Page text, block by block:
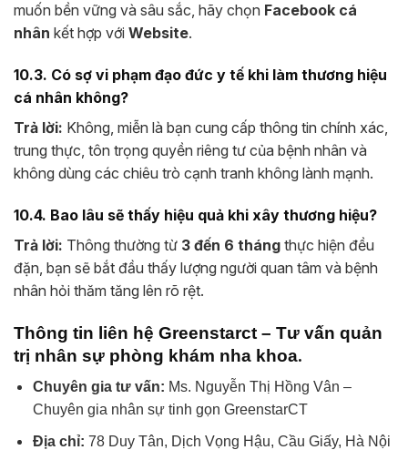
muốn bền vững và sâu sắc, hãy chọn Facebook cá
nhân kết hợp với Website.
10.3. Có sợ vi phạm đạo đức y tế khi làm thương hiệu
cá nhân không?
Trả lời: Không, miễn là bạn cung cấp thông tin chính xác,
trung thực, tôn trọng quyền riêng tư của bệnh nhân và
không dùng các chiêu trò cạnh tranh không lành mạnh.
10.4. Bao lâu sẽ thấy hiệu quả khi xây thương hiệu?
Trả lời: Thông thường từ 3 đến 6 tháng thực hiện đều
đặn, bạn sẽ bắt đầu thấy lượng người quan tâm và bệnh
nhân hỏi thăm tăng lên rõ rệt.
Thông tin liên hệ Greenstarct – Tư vấn quản
trị nhân sự phòng khám nha khoa.
Chuyên gia tư vấn: Ms. Nguyễn Thị Hồng Vân –
Chuyên gia nhân sự tinh gọn GreenstarCT
Địa chỉ: 78 Duy Tân, Dịch Vọng Hậu, Cầu Giấy, Hà Nội